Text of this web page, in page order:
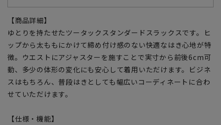
【商品詳細】
ゆとりを持たせたツータックスタンダードスラックスです。ヒ
ップから太ももにかけて締め付け感のない快適なはき心地が特
徴。ウエストにアジャスターを施すことで実寸から前後6cm可
動、多少の体形の変化にも安心して着用いただけます。ビジネ
スはもちろん、普段はきとしても幅広いコーディネートに合わ
せていただけます。
【仕様・機能】